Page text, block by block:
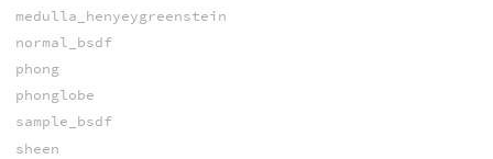
medulla_henyeygreenstein
normal_bsdf
phong
phonglobe
sample_bsdf
sheen